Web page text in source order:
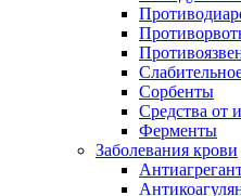
Сорбенты
Средства от
Ферменты
Заболевания крови